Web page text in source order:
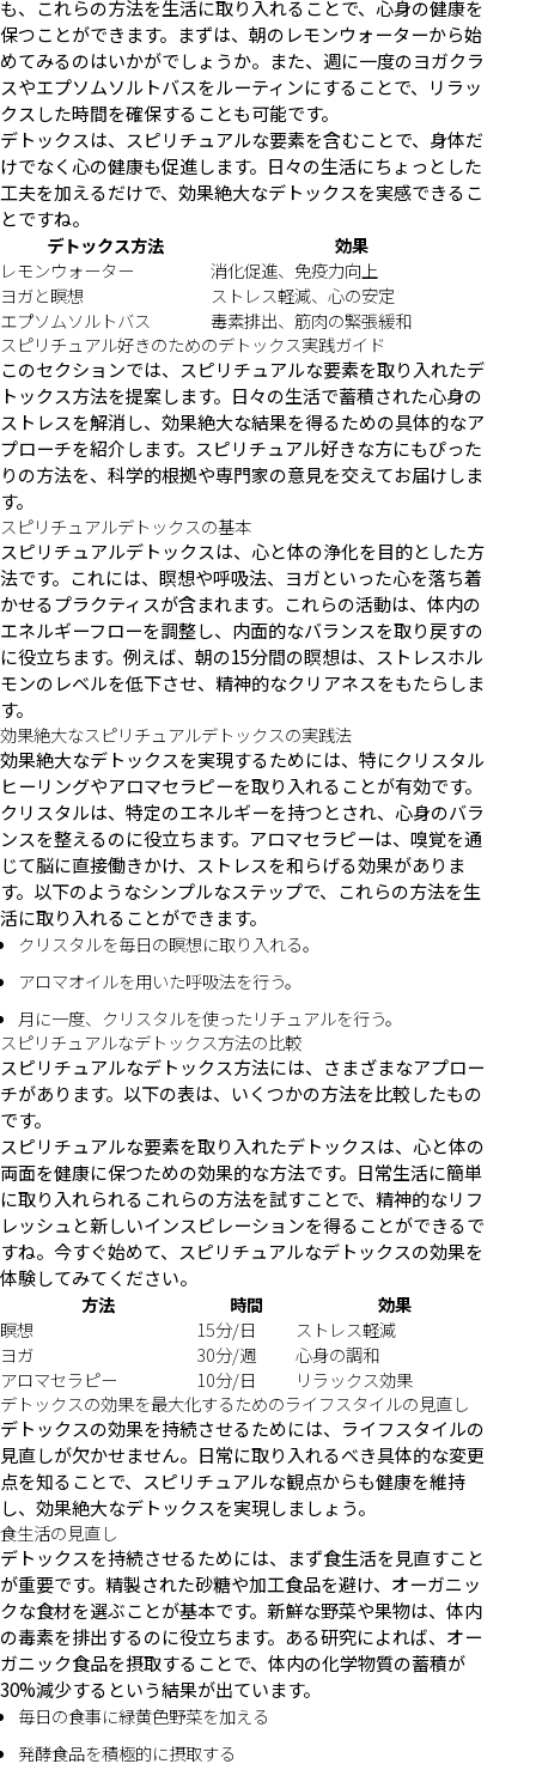
も、これらの方法を生活に取り入れることで、心身の健康を
保つことができます。まずは、朝のレモンウォーターから始
めてみるのはいかがでしょうか。また、週に一度のヨガクラ
スやエプソムソルトバスをルーティンにすることで、リラッ
クスした時間を確保することも可能です。
デトックスは、スピリチュアルな要素を含むことで、身体だ
けでなく心の健康も促進します。日々の生活にちょっとした
工夫を加えるだけで、効果絶大なデトックスを実感できるこ
とですね。
デトックス方法
効果
レモンウォーター
消化促進、免疫力向上
ヨガと瞑想
ストレス軽減、心の安定
エプソムソルトバス
毒素排出、筋肉の緊張緩和
スピリチュアル好きのためのデトックス実践ガイド
このセクションでは、スピリチュアルな要素を取り入れたデ
トックス方法を提案します。日々の生活で蓄積された心身の
ストレスを解消し、効果絶大な結果を得るための具体的なア
プローチを紹介します。スピリチュアル好きな方にもぴった
りの方法を、科学的根拠や専門家の意見を交えてお届けしま
す。
スピリチュアルデトックスの基本
スピリチュアルデトックスは、心と体の浄化を目的とした方
法です。これには、瞑想や呼吸法、ヨガといった心を落ち着
かせるプラクティスが含まれます。これらの活動は、体内の
エネルギーフローを調整し、内面的なバランスを取り戻すの
に役立ちます。例えば、朝の15分間の瞑想は、ストレスホル
モンのレベルを低下させ、精神的なクリアネスをもたらしま
す。
効果絶大なスピリチュアルデトックスの実践法
効果絶大なデトックスを実現するためには、特にクリスタル
ヒーリングやアロマセラピーを取り入れることが有効です。
クリスタルは、特定のエネルギーを持つとされ、心身のバラ
ンスを整えるのに役立ちます。アロマセラピーは、嗅覚を通
じて脳に直接働きかけ、ストレスを和らげる効果がありま
す。以下のようなシンプルなステップで、これらの方法を生
活に取り入れることができます。
クリスタルを毎日の瞑想に取り入れる。
アロマオイルを用いた呼吸法を行う。
月に一度、クリスタルを使ったリチュアルを行う。
スピリチュアルなデトックス方法の比較
スピリチュアルなデトックス方法には、さまざまなアプロー
チがあります。以下の表は、いくつかの方法を比較したもの
です。
スピリチュアルな要素を取り入れたデトックスは、心と体の
両面を健康に保つための効果的な方法です。日常生活に簡単
に取り入れられるこれらの方法を試すことで、精神的なリフ
レッシュと新しいインスピレーションを得ることができるで
すね。今すぐ始めて、スピリチュアルなデトックスの効果を
体験してみてください。
方法
時間
効果
瞑想
15分/日
ストレス軽減
ヨガ
30分/週
心身の調和
アロマセラピー
10分/日
リラックス効果
デトックスの効果を最大化するためのライフスタイルの見直し
デトックスの効果を持続させるためには、ライフスタイルの
見直しが欠かせません。日常に取り入れるべき具体的な変更
点を知ることで、スピリチュアルな観点からも健康を維持
し、効果絶大なデトックスを実現しましょう。
食生活の見直し
デトックスを持続させるためには、まず食生活を見直すこと
が重要です。精製された砂糖や加工食品を避け、オーガニッ
クな食材を選ぶことが基本です。新鮮な野菜や果物は、体内
の毒素を排出するのに役立ちます。ある研究によれば、オー
ガニック食品を摂取することで、体内の化学物質の蓄積が
30%減少するという結果が出ています。
毎日の食事に緑黄色野菜を加える
発酵食品を積極的に摂取する